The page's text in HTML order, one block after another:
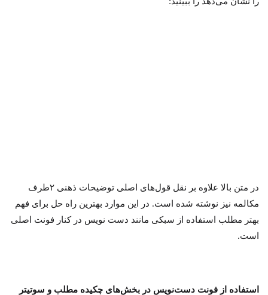
در متن بالا علاوه بر نقل قول‌های اصلی توضیحات ذهنی ۲طرف
مکالمه نیز نوشته شده است. در این موارد بهترین راه حل برای فهم
بهتر مطلب استفاده از سبکی مانند دست نویس در کنار فونت اصلی
است.
استفاده از فونت دست‌نویس در بخش‌های چکیده مطلب و سوتیتر